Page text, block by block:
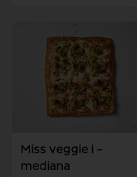
Miss veggie i -
mediana